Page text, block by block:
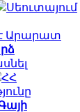
Սեուտայում
է Արարատ
ՀՀ